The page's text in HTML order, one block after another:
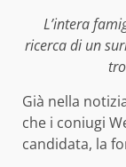
L’intera
ricerca di un
Già nella
che i coniugi
candidata, la